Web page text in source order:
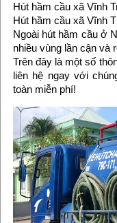
Hút hầm cầu xã Vĩnh
Hút hầm cầu xã Vĩnh
Ngoài hút hầm cầu ở
nhiều vùng lần cận và
Trên đây là một số
liên hệ ngay với
toàn miễn phí!